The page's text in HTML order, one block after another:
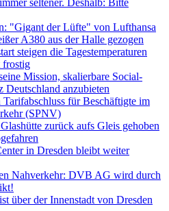
"Gigant der Lüfte" von Lufthansa
A380 aus der Halle gezogen
steigen die Tagestemperaturen
frostig
Mission, skalierbare Social-
Deutschland anzubieten
für Beschäftigte im
(SPNV)
zurück aufs Gleis gehoben
in Dresden bleibt weiter
Nahverkehr: DVB AG wird durch
über der Innenstadt von Dresden